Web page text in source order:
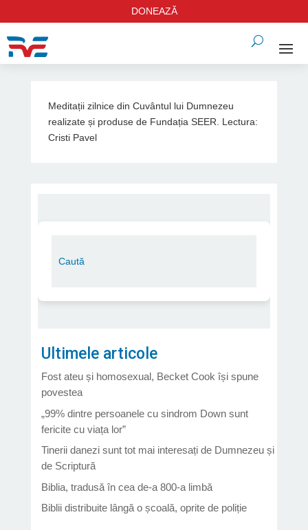
DONEAZĂ
Meditații zilnice din Cuvântul lui Dumnezeu
realizate și produse de Fundația SEER. Lectura:
Cristi Pavel
Ultimele articole
Fost ateu și homosexual, Becket Cook își spune
povestea
„99% dintre persoanele cu sindrom Down sunt
fericite cu viața lor”
Tinerii danezi sunt tot mai interesați de Dumnezeu și
de Scriptură
Biblia, tradusă în cea de-a 800-a limbă
Biblii distribuite lângă o școală, oprite de poliție